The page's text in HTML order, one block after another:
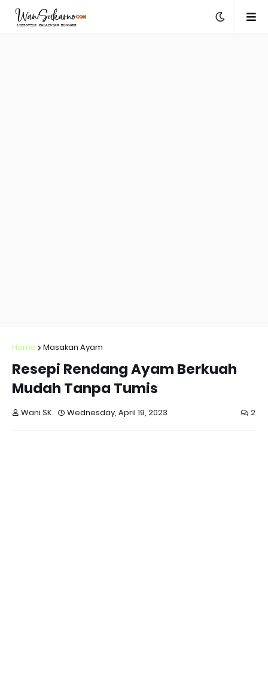
Home Masakan Ayam
Resepi Rendang Ayam Berkuah
Mudah Tanpa Tumis
Wani SK Wednesday, April 19, 2023 2